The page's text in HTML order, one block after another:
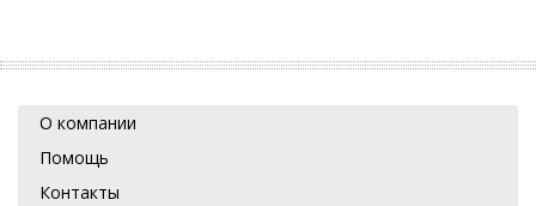
О компании
Помощь
Контакты